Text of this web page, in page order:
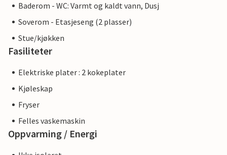
Baderom - WC: Varmt og kaldt vann, Dusj
Soverom - Etasjeseng (2 plasser)
Stue/kjøkken
Fasiliteter
Elektriske plater : 2 kokeplater
Kjøleskap
Fryser
Felles vaskemaskin
Oppvarming / Energi